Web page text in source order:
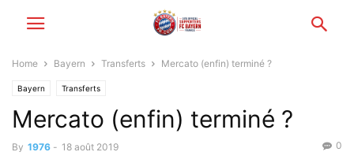
Home Bayern Transferts Mercato (enfin) terminé ?
Bayern Transferts
Mercato (enfin) terminé ?
By 1976 - 18 août 2019 0